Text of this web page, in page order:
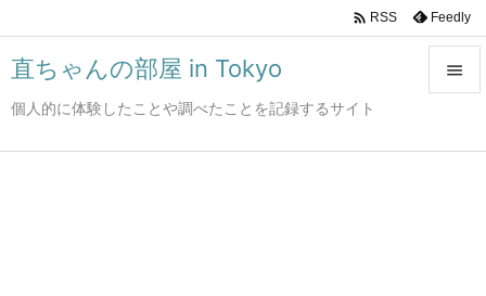
直ちゃんの部屋 in Tokyo
個人的に体験したことや調べたことを記録するサイト

 RSS Feedly